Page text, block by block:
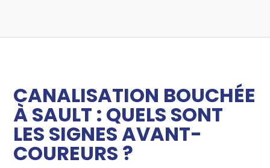
CANALISATION BOUCHÉE
À SAULT : QUELS SONT
LES SIGNES AVANT-
COUREURS ?